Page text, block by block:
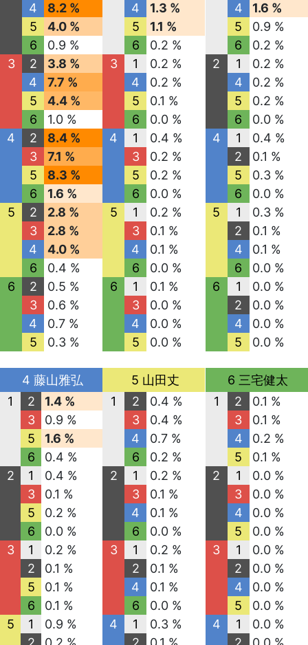
4
8.2 %
5
4.0 %
6
0.9 %
3
2
3.8 %
4
7.7 %
5
4.4 %
6
1.0 %
4
2
8.4 %
3
7.1 %
5
8.3 %
6
1.6 %
5
2
2.8 %
3
2.8 %
4
4.0 %
6
0.4 %
6
2
0.5 %
3
0.6 %
4
0.7 %
5
0.3 %
4
1.3 %
5
1.1 %
6
0.2 %
3
1
0.2 %
4
0.2 %
5
0.1 %
6
0.0 %
4
1
0.4 %
3
0.2 %
5
0.2 %
6
0.0 %
5
1
0.2 %
3
0.1 %
4
0.1 %
6
0.0 %
6
1
0.1 %
3
0.0 %
4
0.0 %
5
0.0 %
4
1.6 %
5
0.9 %
6
0.2 %
2
1
0.2 %
4
0.2 %
5
0.2 %
6
0.0 %
4
1
0.4 %
2
0.1 %
5
0.3 %
6
0.0 %
5
1
0.3 %
2
0.1 %
4
0.1 %
6
0.0 %
6
1
0.0 %
2
0.0 %
4
0.0 %
5
0.0 %
4 藤山雅弘
1
2
1.4 %
3
0.9 %
5
1.6 %
6
0.4 %
2
1
0.4 %
3
0.1 %
5
0.2 %
6
0.0 %
3
1
0.2 %
2
0.1 %
5
0.1 %
6
0.1 %
5
1
0.9 %
5 山田丈
1
2
0.4 %
3
0.4 %
4
0.7 %
6
0.2 %
2
1
0.2 %
3
0.1 %
4
0.1 %
6
0.0 %
3
1
0.2 %
2
0.1 %
4
0.1 %
6
0.0 %
4
1
0.3 %
6 三宅健太
1
2
0.1 %
3
0.1 %
4
0.2 %
5
0.1 %
2
1
0.0 %
3
0.0 %
4
0.0 %
5
0.0 %
3
1
0.0 %
2
0.0 %
4
0.0 %
5
0.0 %
4
1
0.0 %